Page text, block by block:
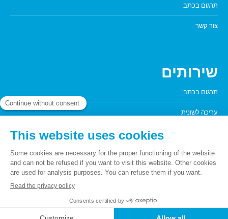
תרגום בכתב
צור קשר
שירותים
תרגום בכתב
עריכה לשונית
© By
Poush
הליך וחוק חיי הפרט